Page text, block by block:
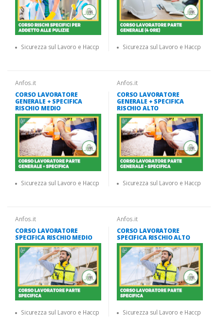
Sicurezza sul Lavoro e Haccp Sicurezza sul Lavoro e Haccp
Anfos.it
CORSO LAVORATORE
GENERALE + SPECIFICA
RISCHIO MEDIO
Sicurezza sul Lavoro e Haccp
Anfos.it
CORSO LAVORATORE
GENERALE + SPECIFICA
RISCHIO ALTO
Sicurezza sul Lavoro e Haccp
Anfos.it
CORSO LAVORATORE
SPECIFICA RISCHIO MEDIO
Sicurezza sul Lavoro e Haccp
Anfos.it
CORSO LAVORATORE
SPECIFICA RISCHIO ALTO
Sicurezza sul Lavoro e Haccp